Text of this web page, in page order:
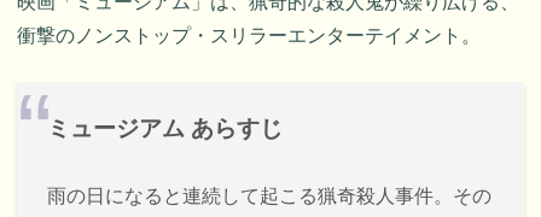
衝撃のノンストップ・スリラーエンターテイメント。
ミュージアム あらすじ
雨の日になると連続して起こる猟奇殺人事件。その